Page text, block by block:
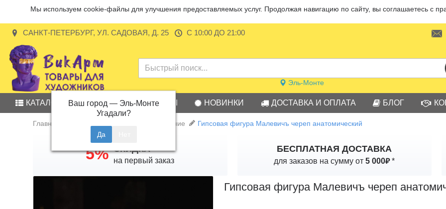
Мы используем cookie-файлы для улучшения предоставляемых услуг. Продолжая навигацию по сайту, вы соглашаетесь с
САНКТ-ПЕТЕРБУРГ, УЛ. САДОВАЯ, Д. 25 С 10:00 ДО 21:00
Эль-Монте
Ваш город — Эль-Монте
Угадали?
КАТАЛОГ АКЦИИ БРЕНДЫ НОВИНКИ ДОСТАВКА И ОПЛАТА БЛОГ
Главная Учебные пособия и оборудование Гипсовая фигура Малевичъ череп анатомический
5% СКИДКА
на первый заказ
БЕСПЛАТНАЯ ДОСТАВКА
для заказов на сумму от5 000₽*
Гипсовая фигура Малевичъ череп